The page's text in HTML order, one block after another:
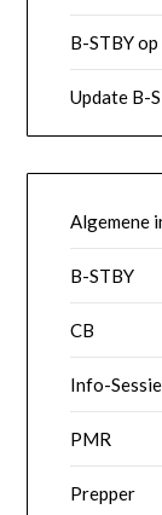
B-STBY
Update B-
Algemene
B-STBY
CB
Info-Sessie
PMR
Prepper